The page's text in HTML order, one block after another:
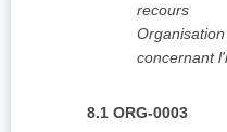
recours
concernant
8.1 ORG-0003